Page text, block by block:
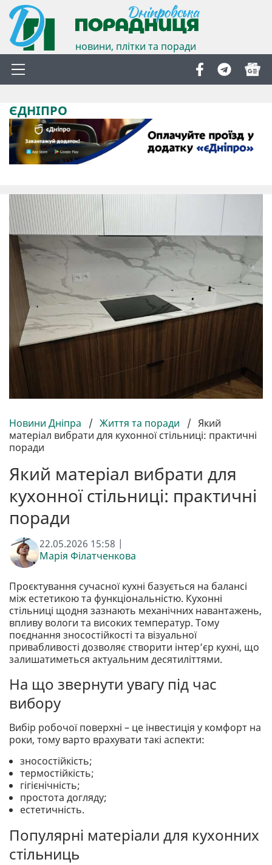
новини, плітки та поради
ЄДНІПРО
Новини Дніпра / Життя та поради / Який
матеріал вибрати для кухонної стільниці: практичні
поради
Який матеріал вибрати для
кухонної стільниці: практичні
поради
22.05.2026 15:58 |
Марія Філатченкова
Проєктування сучасної кухні базується на балансі
між естетикою та функціональністю. Кухонні
стільниці щодня зазнають механічних навантажень,
впливу вологи та високих температур. Тому
поєднання зносостійкості та візуальної
привабливості дозволяє створити інтер’єр кухні, що
залишатиметься актуальним десятиліттями.
На що звернути увагу під час
вибору
Вибір робочої поверхні – це інвестиція у комфорт на
роки, тому варто врахувати такі аспекти:
зносостійкість;
термостійкість;
гігієнічність;
простота догляду;
естетичність.
Популярні матеріали для кухонних
стільниць